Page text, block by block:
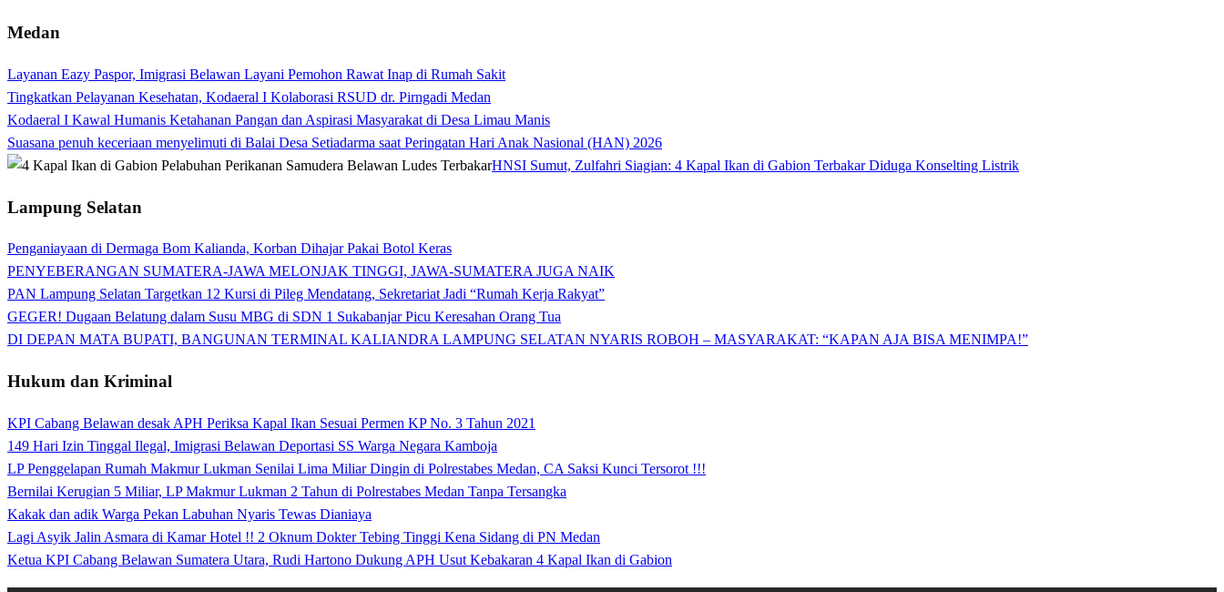
Medan
Layanan Eazy Paspor, Imigrasi Belawan Layani Pemohon Rawat Inap di Rumah Sakit
Tingkatkan Pelayanan Kesehatan, Kodaeral I Kolaborasi RSUD dr. Pirngadi Medan‎
Kodaeral I Kawal Humanis Ketahanan Pangan dan Aspirasi Masyarakat di Desa Limau Manis
Suasana penuh keceriaan menyelimuti di Balai Desa Setiadarma saat Peringatan Hari Anak Nasional (HAN) 2026
HNSI Sumut, Zulfahri Siagian: 4 Kapal Ikan di Gabion Terbakar Diduga Konselting Listrik
Lampung Selatan
Penganiayaan di Dermaga Bom Kalianda, Korban Dihajar Pakai Botol Keras
PENYEBERANGAN SUMATERA-JAWA MELONJAK TINGGI, JAWA-SUMATERA JUGA NAIK
PAN Lampung Selatan Targetkan 12 Kursi di Pileg Mendatang, Sekretariat Jadi “Rumah Kerja Rakyat”
GEGER! Dugaan Belatung dalam Susu MBG di SDN 1 Sukabanjar Picu Keresahan Orang Tua
DI DEPAN MATA BUPATI, BANGUNAN TERMINAL KALIANDRA LAMPUNG SELATAN NYARIS ROBOH – MASYARAKAT: “KAPAN AJA BISA MENIMPA!”
Hukum dan Kriminal
KPI Cabang Belawan desak APH Periksa Kapal Ikan Sesuai Permen KP No. 3 Tahun 2021
149 Hari Izin Tinggal Ilegal, Imigrasi Belawan Deportasi SS Warga Negara Kamboja
LP Penggelapan Rumah Makmur Lukman Senilai Lima Miliar Dingin di Polrestabes Medan, CA Saksi Kunci Tersorot !!!
Bernilai Kerugian 5 Miliar, LP Makmur Lukman 2 Tahun di Polrestabes Medan Tanpa Tersangka
Kakak dan adik Warga Pekan Labuhan Nyaris Tewas Dianiaya
Lagi Asyik Jalin Asmara di Kamar Hotel !! 2 Oknum Dokter Tebing Tinggi Kena Sidang di PN Medan
Ketua KPI Cabang Belawan Sumatera Utara, Rudi Hartono Dukung APH Usut Kebakaran 4 Kapal Ikan di Gabion